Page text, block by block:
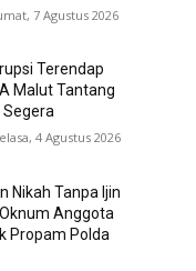
7 Agustus 2026
Terendap
Malut Tantang
Segera
4 Agustus 2026
Nikah Tanpa Ijin
Anggota
Propam Polda